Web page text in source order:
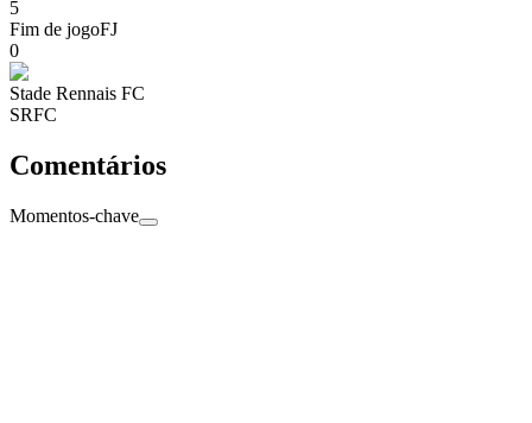
5
Fim de jogoFJ
0
Stade Rennais FC
SRFC
Comentários
Momentos-chave